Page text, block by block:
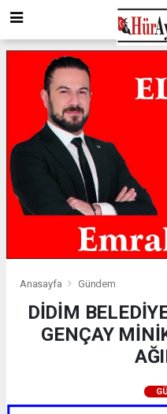
Anasayfa Gündem
DİDİM
GENÇAY